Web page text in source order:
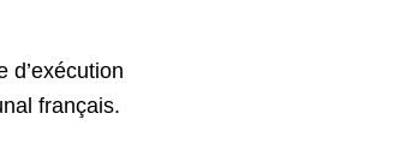
d’exécution
français.